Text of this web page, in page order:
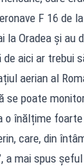
F 16 de
Oradea și au
de aici ar trebui
aerian al
se poate
înălțime foarte
care, din
a mai spus